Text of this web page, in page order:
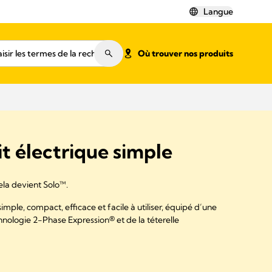
Langue
Où trouver nos produits
électrique simple
devient Solo™.
compact, efficace et facile à utiliser, équipé d’une
2-Phase Expression® et de la téterelle